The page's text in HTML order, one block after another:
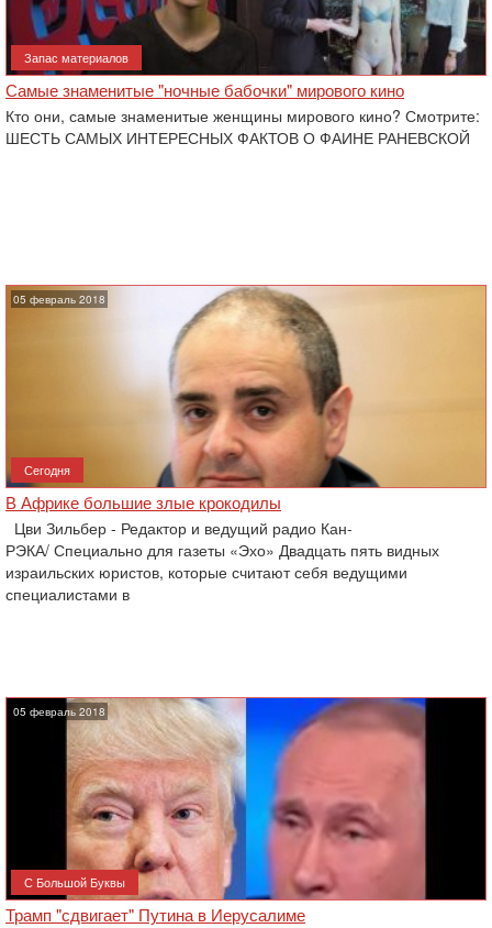
Запас материалов
Самые знаменитые "ночные бабочки" мирового кино
Кто они, самые знаменитые женщины мирового кино? Смотрите:
ШЕСТЬ САМЫХ ИНТЕРЕСНЫХ ФАКТОВ О ФАИНЕ РАНЕВСКОЙ
05 февраль 2018
Сегодня
В Африке большие злые крокодилы
Цви Зильбер - Редактор и ведущий радио Кан-
РЭКА/ Специально для газеты «Эхо» Двадцать пять видных
израильских юристов, которые считают себя ведущими
специалистами в
05 февраль 2018
С Большой Буквы
Трамп "сдвигает" Путина в Иерусалиме